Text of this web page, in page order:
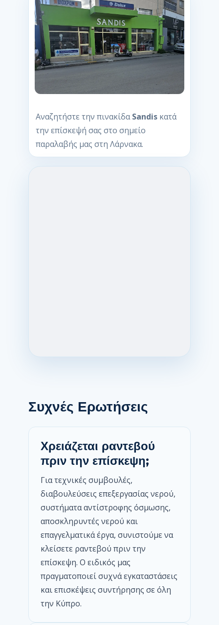
Αναζητήστε την πινακίδαSandis κατά
την επίσκεψή σας στο σημείο
παραλαβής μας στη Λάρνακα.
Συχνές Ερωτήσεις
Χρειάζεται ραντεβού
πριν την επίσκεψη;
Για τεχνικές συμβουλές,
διαβουλεύσεις επεξεργασίας νερού,
συστήματα αντίστροφης όσμωσης,
αποσκληρυντές νερού και
επαγγελματικά έργα, συνιστούμε να
κλείσετε ραντεβού πριν την
επίσκεψη. Ο ειδικός μας
πραγματοποιεί συχνά εγκαταστάσεις
και επισκέψεις συντήρησης σε όλη
την Κύπρο.